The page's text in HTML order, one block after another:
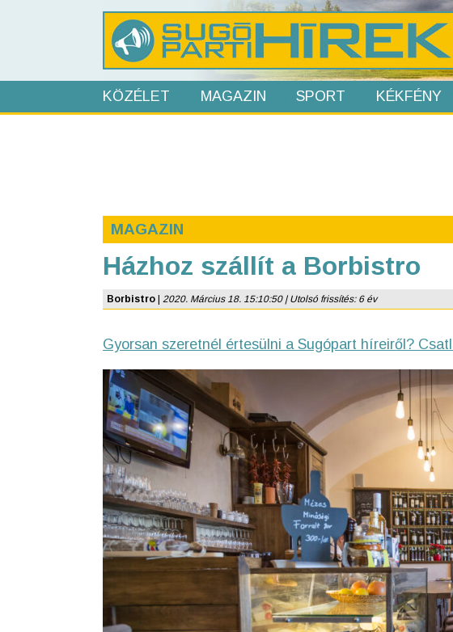
KÖZÉLET MAGAZIN SPORT KÉKFÉNY
MAGAZIN
Házhoz szállít a Borbistro
Borbistro 2020. Március 18. 15:10:50 | Utolsó frissítés: 6 év
Gyorsan szeretnél értesülni a Sugópart híreiről?